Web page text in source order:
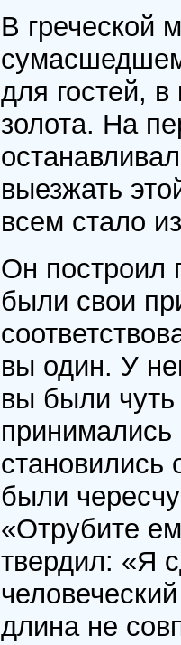
В греческой
для гостей, в
золота. На
выезжать
всем стало
Он построил
были свои
вы один. У
вы были
принимались
становились
были
«Отрубите
твердил: «Я
длина не